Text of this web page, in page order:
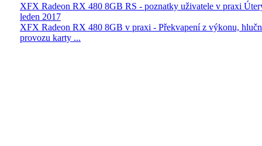
XFX Radeon RX 480 8GB RS - poznatky uživatele v praxi
leden 2017
XFX Radeon RX 480 8GB v praxi - Překvapení z výkonu,
provozu karty ...